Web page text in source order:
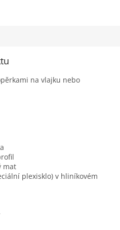
na vlajku nebo
mat
plexisklo) v hliníkovém